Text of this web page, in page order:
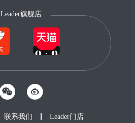
Leader旗舰店
联系我们 Leader门店